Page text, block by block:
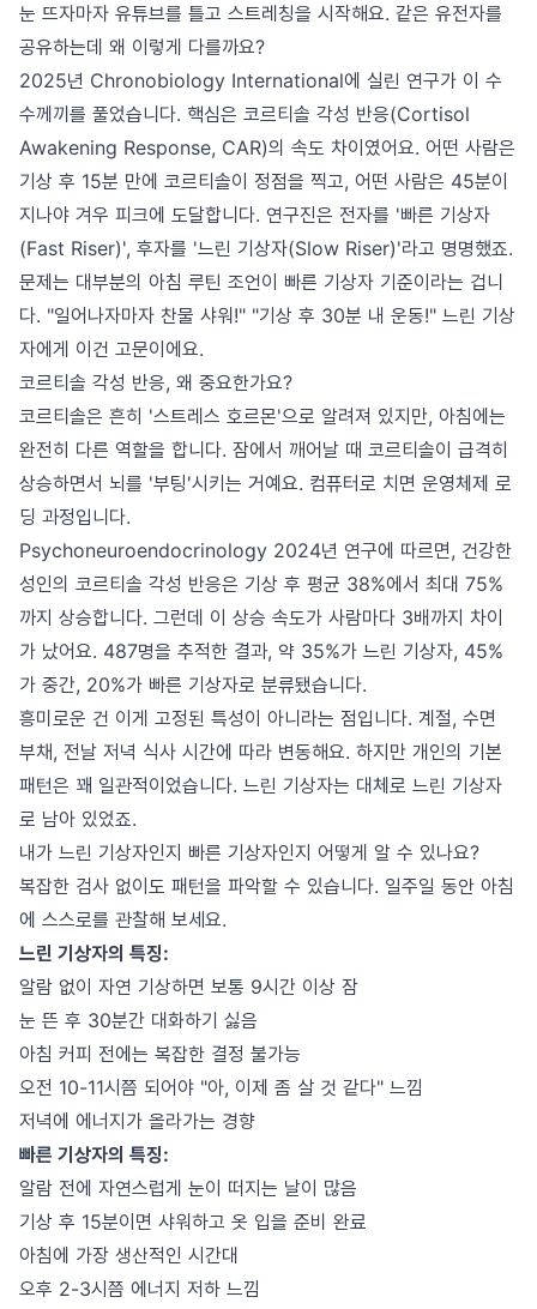
눈 뜨자마자 유튜브를 틀고 스트레칭을 시작해요. 같은 유전자를
공유하는데 왜 이렇게 다를까요?
2025년 Chronobiology International에 실린 연구가 이 수
수께끼를 풀었습니다. 핵심은 코르티솔 각성 반응(Cortisol
Awakening Response, CAR)의 속도 차이였어요. 어떤 사람은
기상 후 15분 만에 코르티솔이 정점을 찍고, 어떤 사람은 45분이
지나야 겨우 피크에 도달합니다. 연구진은 전자를 '빠른 기상자
(Fast Riser)', 후자를 '느린 기상자(Slow Riser)'라고 명명했죠.
문제는 대부분의 아침 루틴 조언이 빠른 기상자 기준이라는 겁니
다. "일어나자마자 찬물 샤워!" "기상 후 30분 내 운동!" 느린 기상
자에게 이건 고문이에요.
코르티솔 각성 반응, 왜 중요한가요?
코르티솔은 흔히 '스트레스 호르몬'으로 알려져 있지만, 아침에는
완전히 다른 역할을 합니다. 잠에서 깨어날 때 코르티솔이 급격히
상승하면서 뇌를 '부팅'시키는 거예요. 컴퓨터로 치면 운영체제 로
딩 과정입니다.
Psychoneuroendocrinology 2024년 연구에 따르면, 건강한
성인의 코르티솔 각성 반응은 기상 후 평균 38%에서 최대 75%
까지 상승합니다. 그런데 이 상승 속도가 사람마다 3배까지 차이
가 났어요. 487명을 추적한 결과, 약 35%가 느린 기상자, 45%
가 중간, 20%가 빠른 기상자로 분류됐습니다.
흥미로운 건 이게 고정된 특성이 아니라는 점입니다. 계절, 수면
부채, 전날 저녁 식사 시간에 따라 변동해요. 하지만 개인의 기본
패턴은 꽤 일관적이었습니다. 느린 기상자는 대체로 느린 기상자
로 남아 있었죠.
내가 느린 기상자인지 빠른 기상자인지 어떻게 알 수 있나요?
복잡한 검사 없이도 패턴을 파악할 수 있습니다. 일주일 동안 아침
에 스스로를 관찰해 보세요.
느린 기상자의 특징:
알람 없이 자연 기상하면 보통 9시간 이상 잠
눈 뜬 후 30분간 대화하기 싫음
아침 커피 전에는 복잡한 결정 불가능
오전 10-11시쯤 되어야 "아, 이제 좀 살 것 같다" 느낌
저녁에 에너지가 올라가는 경향
빠른 기상자의 특징:
알람 전에 자연스럽게 눈이 떠지는 날이 많음
기상 후 15분이면 샤워하고 옷 입을 준비 완료
아침에 가장 생산적인 시간대
오후 2-3시쯤 에너지 저하 느낌